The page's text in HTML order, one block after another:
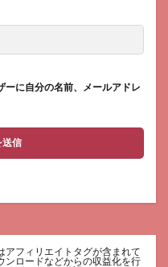
ーに自分の名前、メールアドレ
フィリエイトタグが含まれて
ンロードなどからの収益化を行